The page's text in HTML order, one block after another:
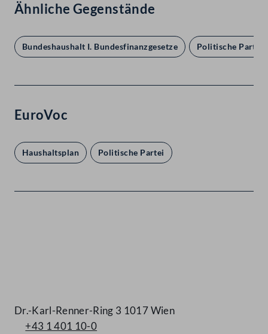
Ähnliche Gegenstände
Bundeshaushalt I. Bundesfinanzgesetze Politische
EuroVoc
Haushaltsplan Politische Partei
Dr.-Karl-Renner-Ring 3 1017 Wien
+43 1 401 10-0